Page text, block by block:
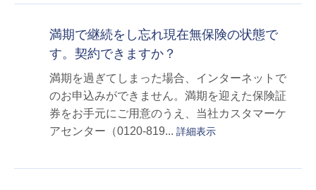
満期で継続をし忘れ現在無保険の状態で
す。契約できますか？
満期を過ぎてしまった場合、インターネットで
のお申込みができません。満期を迎えた保険証
券をお手元にご用意のうえ、当社カスタマーケ
アセンター（0120-819... 詳細表示